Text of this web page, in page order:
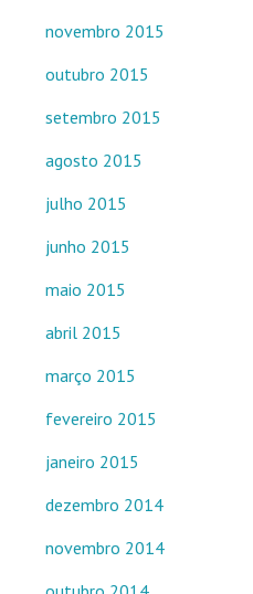
novembro 2015
outubro 2015
setembro 2015
agosto 2015
julho 2015
junho 2015
maio 2015
abril 2015
março 2015
fevereiro 2015
janeiro 2015
dezembro 2014
novembro 2014